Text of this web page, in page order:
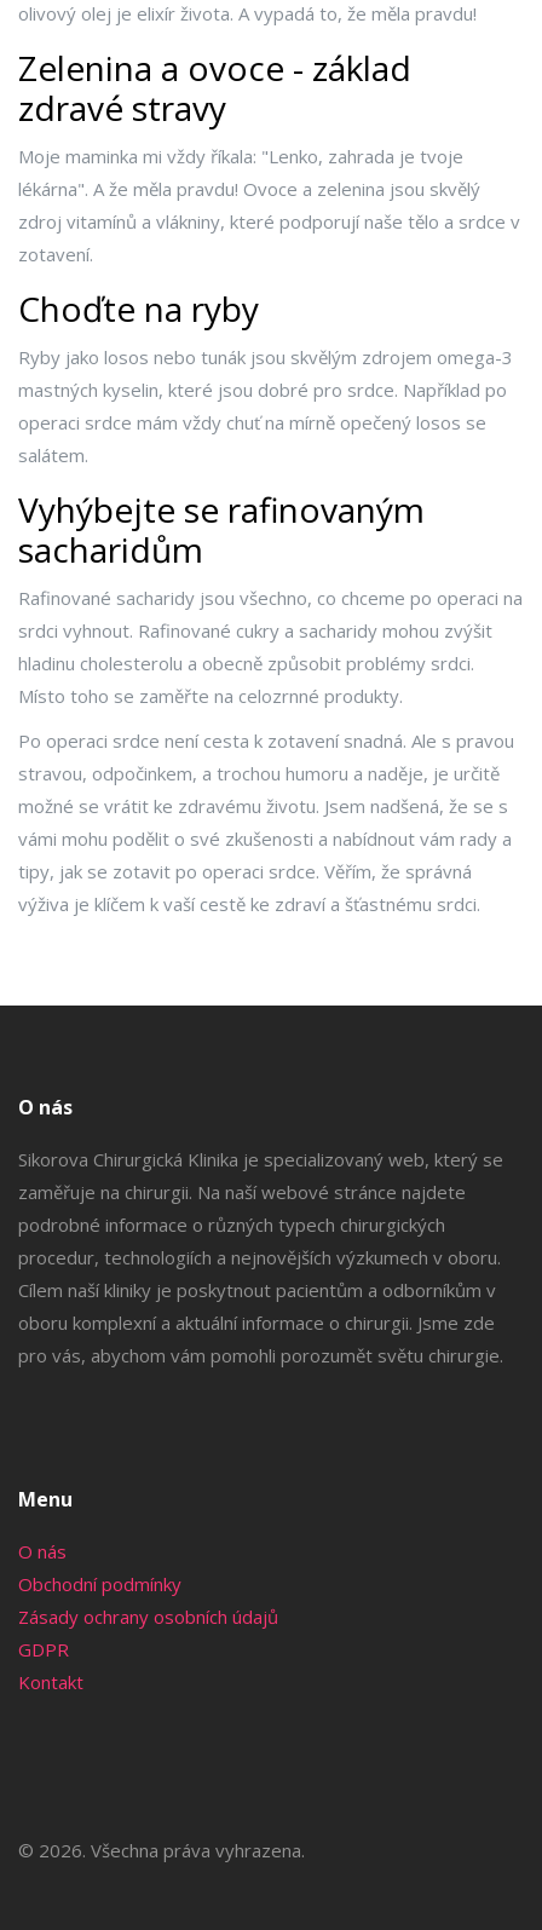
olivový olej je elixír života. A vypadá to, že měla pravdu!
Zelenina a ovoce - základ
zdravé stravy
Moje maminka mi vždy říkala: "Lenko, zahrada je tvoje
lékárna". A že měla pravdu! Ovoce a zelenina jsou skvělý
zdroj vitamínů a vlákniny, které podporují naše tělo a srdce v
zotavení.
Choďte na ryby
Ryby jako losos nebo tunák jsou skvělým zdrojem omega-3
mastných kyselin, které jsou dobré pro srdce. Například po
operaci srdce mám vždy chuť na mírně opečený losos se
salátem.
Vyhýbejte se rafinovaným
sacharidům
Rafinované sacharidy jsou všechno, co chceme po operaci na
srdci vyhnout. Rafinované cukry a sacharidy mohou zvýšit
hladinu cholesterolu a obecně způsobit problémy srdci.
Místo toho se zaměřte na celozrnné produkty.
Po operaci srdce není cesta k zotavení snadná. Ale s pravou
stravou, odpočinkem, a trochou humoru a naděje, je určitě
možné se vrátit ke zdravému životu. Jsem nadšená, že se s
vámi mohu podělit o své zkušenosti a nabídnout vám rady a
tipy, jak se zotavit po operaci srdce. Věřím, že správná
výživa je klíčem k vaší cestě ke zdraví a šťastnému srdci.
O nás
Sikorova Chirurgická Klinika je specializovaný web, který se
zaměřuje na chirurgii. Na naší webové stránce najdete
podrobné informace o různých typech chirurgických
procedur, technologiích a nejnovějších výzkumech v oboru.
Cílem naší kliniky je poskytnout pacientům a odborníkům v
oboru komplexní a aktuální informace o chirurgii. Jsme zde
pro vás, abychom vám pomohli porozumět světu chirurgie.
Menu
O nás
Obchodní podmínky
Zásady ochrany osobních údajů
GDPR
Kontakt
© 2026. Všechna práva vyhrazena.